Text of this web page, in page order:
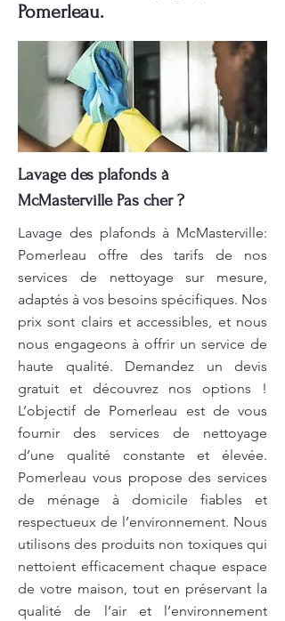
Pomerleau.
Lavage des plafonds à
McMasterville Pas cher ?
Lavage des plafonds à McMasterville:
Pomerleau offre des tarifs de nos
services de nettoyage sur mesure,
adaptés à vos besoins spécifiques. Nos
prix sont clairs et accessibles, et nous
nous engageons à offrir un service de
haute qualité. Demandez un devis
gratuit et découvrez nos options !
L’objectif de Pomerleau est de vous
fournir des services de nettoyage
d’une qualité constante et élevée.
Pomerleau vous propose des services
de ménage à domicile fiables et
respectueux de l’environnement. Nous
utilisons des produits non toxiques qui
nettoient efficacement chaque espace
de votre maison, tout en préservant la
qualité de l’air et l’environnement